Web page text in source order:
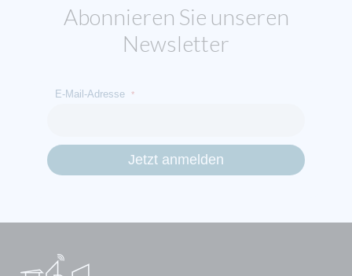
Abonnieren Sie unseren
Newsletter
E-Mail-Adresse *